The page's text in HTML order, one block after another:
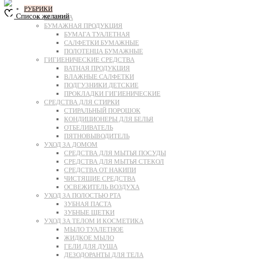
Список желаний
РУБРИКИ
БЕЛИЗНА
БУМАЖНАЯ ПРОДУКЦИЯ
БУМАГА ТУАЛЕТНАЯ
САЛФЕТКИ БУМАЖНЫЕ
ПОЛОТЕНЦА БУМАЖНЫЕ
ГИГИЕНИЧЕСКИЕ СРЕДСТВА
ВАТНАЯ ПРОДУКЦИЯ
ВЛАЖНЫЕ САЛФЕТКИ
ПОДГУЗНИКИ ДЕТСКИЕ
ПРОКЛАДКИ ГИГИЕНИЧЕСКИЕ
СРЕДСТВА ДЛЯ СТИРКИ
СТИРАЛЬНЫЙ ПОРОШОК
КОНДИЦИОНЕРЫ ДЛЯ БЕЛЬЯ
ОТБЕЛИВАТЕЛЬ
ПЯТНОВЫВОДИТЕЛЬ
УХОД ЗА ДОМОМ
СРЕДСТВА ДЛЯ МЫТЬЯ ПОСУДЫ
СРЕДСТВА ДЛЯ МЫТЬЯ СТЕКОЛ
СРЕДСТВА ОТ НАКИПИ
ЧИСТЯЩИЕ СРЕДСТВА
ОСВЕЖИТЕЛЬ ВОЗДУХА
УХОД ЗА ПОЛОСТЬЮ РТА
ЗУБНАЯ ПАСТА
ЗУБНЫЕ ЩЕТКИ
УХОД ЗА ТЕЛОМ И КОСМЕТИКА
МЫЛО ТУАЛЕТНОЕ
ЖИДКОЕ МЫЛО
ГЕЛИ ДЛЯ ДУША
ДЕЗОДОРАНТЫ ДЛЯ ТЕЛА